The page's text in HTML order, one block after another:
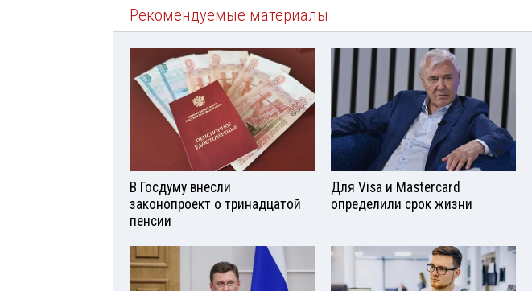
Рекомендуемые материалы
В Госдуму внесли
законопроект о тринадцатой
пенсии
Для Visа и Mastercard
определили срок жизни